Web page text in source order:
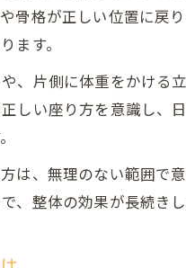
骨格が正しい位置に戻
ます。
、片側に体重をかけ
しい座り方を意識し
は、無理のない範囲で
、整体の効果が長続き